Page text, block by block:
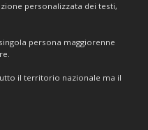
personalizzata dei testi,
persona maggiorenne
il territorio nazionale ma il